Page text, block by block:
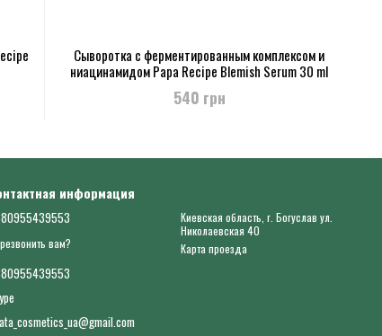
Сыворотка с ферментированным комплексом и
ниацинамидом Papa Recipe Blemish Serum 30 ml
540 грн
информация
вам?
Киевская область, г. Богуслав ул.
Николаевская 40
Карта проезда